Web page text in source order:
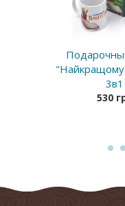
3в1
530